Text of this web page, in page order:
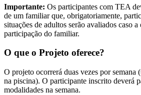
Importante: Os participantes com TEA
de um familiar que, obrigatoriamente,
situações de adultos serão avaliados caso a
participação do familiar.
O que o Projeto oferece?
O projeto ocorrerá duas vezes por semana
na piscina). O participante inscrito deverá
modalidades na semana.